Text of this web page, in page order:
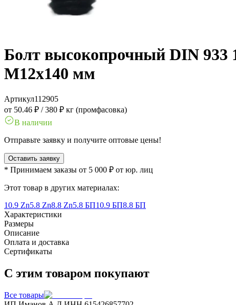
Болт высокопрочный DIN 933
M12x140 мм
Артикул112905
от 50.46 ₽ /380 ₽ кг (промфасовка)
В наличии
Отправьте заявку и получите оптовые цены!
Оставить заявку
* Принимаем заказы от 5 000 ₽ от юр. лиц
Этот товар в других материалах:
10.9 Zn5.8 Zn8.8 Zn5.8 БП10.9 БП8.8 БП
Характеристики
Размеры
Описание
Оплата и доставка
Сертификаты
С этим товаром покупают
Все товары